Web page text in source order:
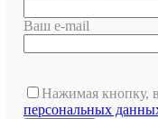
Ваш e-mail
Нажимая кнопку,
персональных